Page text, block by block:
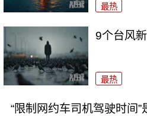
最热
9个台风
最热
“限制网约车司机驾驶时间